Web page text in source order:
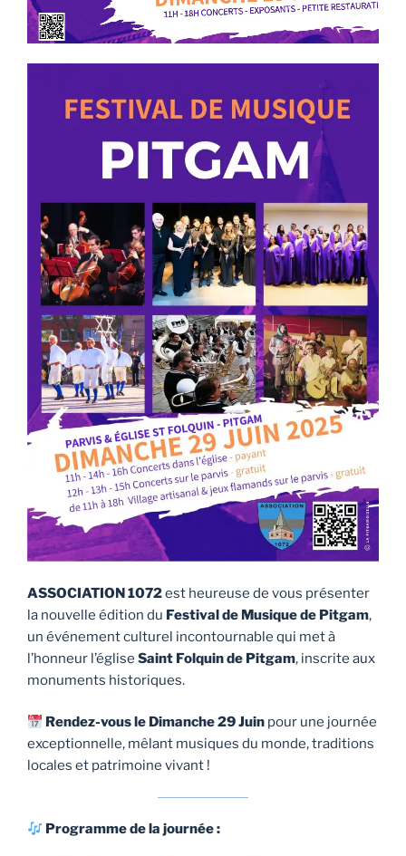
ASSOCIATION 1072est heureuse de vous présenter
la nouvelle édition du Festival de Musique de Pitgam,
un événement culturel incontournable qui met à
l’honneur l’église Saint Folquin de Pitgam, inscrite aux
monuments historiques.
Rendez-vous le Dimanche 29 Juin pour une journée
exceptionnelle, mêlant musiques du monde, traditions
locales et patrimoine vivant !
Programme de la journée :